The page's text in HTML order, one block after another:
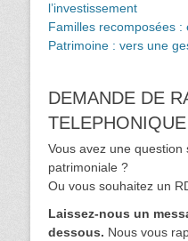
l’investissement
Familles recomposées
Patrimoine : vers une
DEMANDE DE
TELEPHONIQUE
Vous avez une
patrimoniale ?
Ou vous souhaitez un
Laissez-nous un
dessous. Nous vous